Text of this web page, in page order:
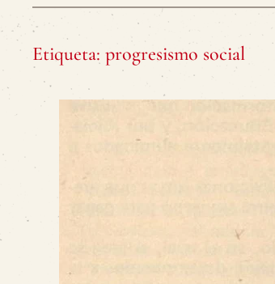
Etiqueta: progresismo social